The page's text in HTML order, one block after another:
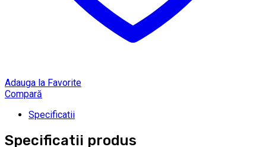
Adauga la Favorite
Compară
Specificatii
Specificatii produs